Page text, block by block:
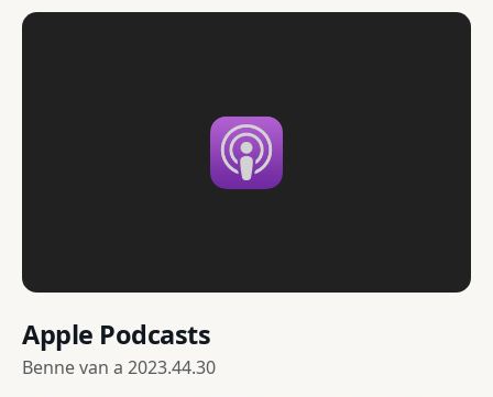
Apple Podcasts
Benne van a 2023.44.30